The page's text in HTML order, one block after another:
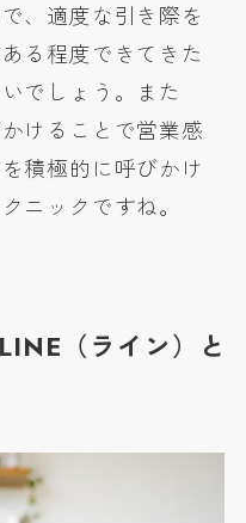
、適度な引き際を
る程度できてきた
でしょう。また
けることで営業感
積極的に呼びかけ
ニックですね。
（ライン）と